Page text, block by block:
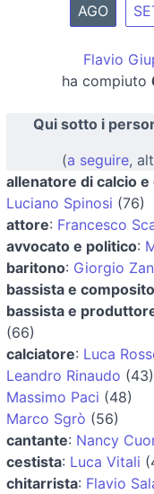
AGO
Flavio
ha compiuto
Qui sotto i
(a seguire,
allenatore di calcio
Luciano Spinosi (76)
attore: Francesco
avvocato e politico:
baritono: Giorgio
bassista e
bassista e
(66)
calciatore: Luca
Leandro Rinaudo (43)
Massimo Paci (48)
Marco Sgrò (56)
cantante: Nancy
cestista: Luca Vitali
chitarrista: Flavio